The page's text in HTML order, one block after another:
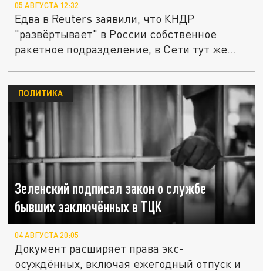
05 АВГУСТА 12:32
Едва в Reuters заявили, что КНДР
"развёртывает" в России собственное
ракетное подразделение, в Сети тут же...
Зеленский подписал закон о службе
бывших заключённых в ТЦК
ПОЛИТИКА
04 АВГУСТА 20:05
Документ расширяет права экс-
осуждённых, включая ежегодный отпуск и